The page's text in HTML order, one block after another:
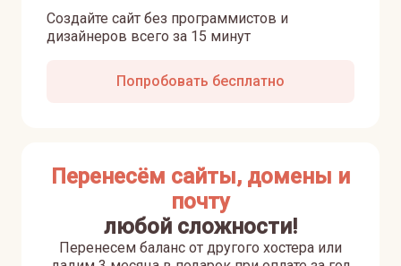
Создайте сайт без программистов и
дизайнеров всего за 15 минут
Попробовать бесплатно
Перенесём сайты, домены и
почту
любой сложности!
Перенесем баланс от другого хостера или